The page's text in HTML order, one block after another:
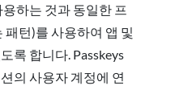
하는 것과 동일한 프
패턴)를 사용하여 앱 및
록 합니다. Passkeys
의 사용자 계정에 연